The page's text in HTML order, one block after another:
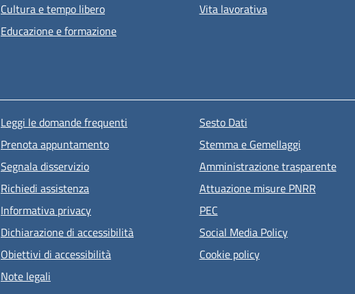
Cultura e tempo libero
Educazione e formazione
Vita lavorativa
Menu piè di pagina
Leggi le domande frequenti
Prenota appuntamento
Segnala disservizio
Richiedi assistenza
Informativa privacy
Dichiarazione di accessibilità
Obiettivi di accessibilità
Note legali
Sesto Dati
Stemma e Gemellaggi
Amministrazione trasparente
Attuazione misure PNRR
PEC
Social Media Policy
Cookie policy